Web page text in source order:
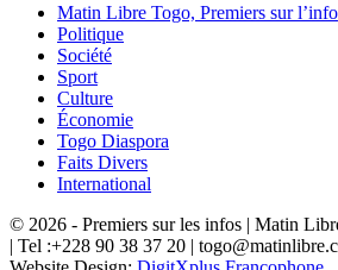
Matin Libre Togo, Premiers sur l’info
Politique
Société
Sport
Culture
Économie
Togo Diaspora
Faits Divers
International
© 2026 - Premiers sur les infos | Matin
| Tel :+228 90 38 37 20 |